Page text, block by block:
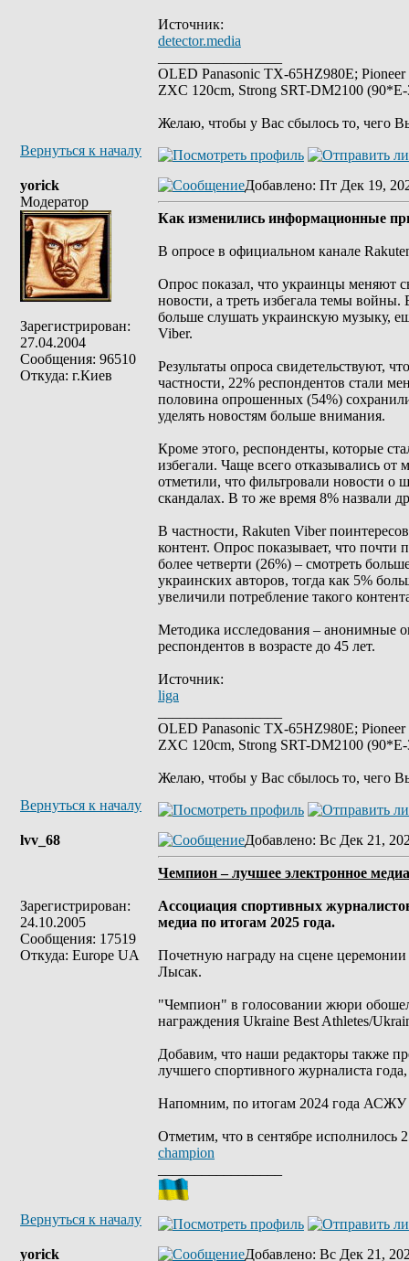
Источник:
detector.media
OLED Panasonic TX-65HZ980E;
ZXC 120cm, Strong SRT-DM2100
Желаю, чтобы у Вас сбылось то, чего
Вернуться к началу
yorick
Модератор
Зарегистрирован:
27.04.2004
Сообщения: 96510
Откуда: г.Киев
Добавлено: Пт Дек 19,
Как изменились информационные
В опросе в официальном канале
Опрос показал, что украинцы меняют
новости, а треть избегала темы
больше слушать украинскую музыку,
Viber.
Результаты опроса свидетельствуют,
частности, 22% респондентов стали
половина опрошенных (54%)
уделять новостям больше внимания.
Кроме этого, респонденты, которые
избегали. Чаще всего отказывались от
отметили, что фильтровали новости о
скандалах. В то же время 8% назвали
В частности, Rakuten Viber
контент. Опрос показывает, что почти
более четверти (26%) – смотреть
украинских авторов, тогда как 5%
увеличили потребление такого
Методика исследования – анонимные
респондентов в возрасте до 45 лет.
Источник:
liga
OLED Panasonic TX-65HZ980E;
ZXC 120cm, Strong SRT-DM2100
Желаю, чтобы у Вас сбылось то, чего
Вернуться к началу
lvv_68
Зарегистрирован:
24.10.2005
Сообщения: 17519
Откуда: Europe UA
Добавлено: Вс Дек 21,
Чемпион – лучшее электронное
Ассоциация спортивных
медиа по итогам 2025 года.
Почетную награду на сцене
Лысак.
"Чемпион" в голосовании жюри
награждения Ukraine Best Athletes/
Добавим, что наши редакторы также
лучшего спортивного журналиста
Напомним, по итогам 2024 года АСЖУ
Отметим, что в сентябре исполнилось
champion
Вернуться к началу
yorick Добавлено: Вс Дек 21,